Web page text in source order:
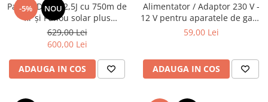
-5% NOU
Pachet Daltor 2,5J cu 750m de
fir și Panou solar plus
Acumulator
629,00 Lei
600,00 Lei
ADAUGA IN COS
Alimentator / Adaptor 230 V -
12 V pentru aparatele de gard
electric NEXON EasyShock și
59,00 Lei
ADAUGA IN COS